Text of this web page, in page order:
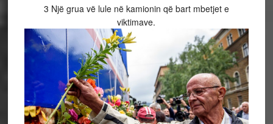
3 Një grua vë lule në kamionin që bart mbetjet e
viktimave.